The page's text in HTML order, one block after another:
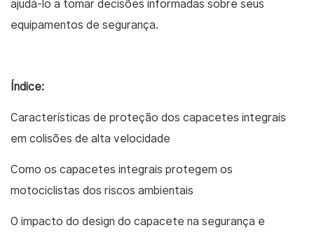
ajudá-lo a tomar decisões informadas sobre seus
equipamentos de segurança.
Índice:
Características de proteção dos capacetes integrais
em colisões de alta velocidade
Como os capacetes integrais protegem os
motociclistas dos riscos ambientais
O impacto do design do capacete na segurança e